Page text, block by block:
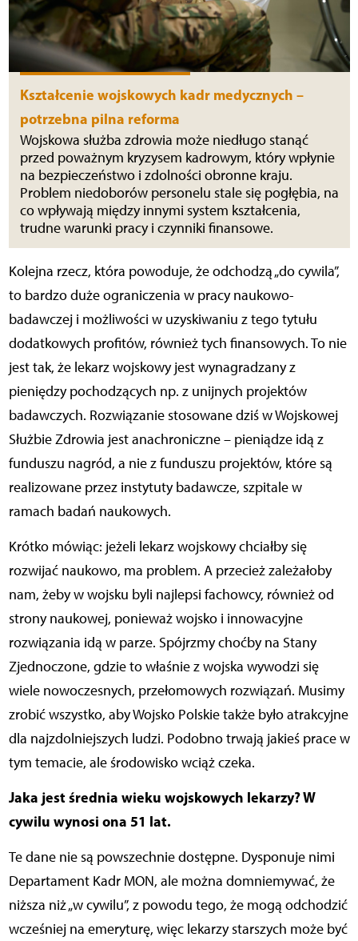
Kształcenie wojskowych kadr medycznych –
potrzebna pilna reforma
Wojskowa służba zdrowia może niedługo stanąć
przed poważnym kryzysem kadrowym, który wpłynie
na bezpieczeństwo i zdolności obronne kraju.
Problem niedoborów personelu stale się pogłębia, na
co wpływają między innymi system kształcenia,
trudne warunki pracy i czynniki finansowe.
Kolejna rzecz, która powoduje, że odchodzą „do cywila”,
to bardzo duże ograniczenia w pracy naukowo-
badawczej i możliwości w uzyskiwaniu z tego tytułu
dodatkowych profitów, również tych finansowych. To nie
jest tak, że lekarz wojskowy jest wynagradzany z
pieniędzy pochodzących np. z unijnych projektów
badawczych. Rozwiązanie stosowane dziś w Wojskowej
Służbie Zdrowia jest anachroniczne – pieniądze idą z
funduszu nagród, a nie z funduszu projektów, które są
realizowane przez instytuty badawcze, szpitale w
ramach badań naukowych.
Krótko mówiąc: jeżeli lekarz wojskowy chciałby się
rozwijać naukowo, ma problem. A przecież zależałoby
nam, żeby w wojsku byli najlepsi fachowcy, również od
strony naukowej, ponieważ wojsko i innowacyjne
rozwiązania idą w parze. Spójrzmy choćby na Stany
Zjednoczone, gdzie to właśnie z wojska wywodzi się
wiele nowoczesnych, przełomowych rozwiązań. Musimy
zrobić wszystko, aby Wojsko Polskie także było atrakcyjne
dla najzdolniejszych ludzi. Podobno trwają jakieś prace w
tym temacie, ale środowisko wciąż czeka.
Jaka jest średnia wieku wojskowych lekarzy? W
cywilu wynosi ona 51 lat.
Te dane nie są powszechnie dostępne. Dysponuje nimi
Departament Kadr MON, ale można domniemywać, że
niższa niż „w cywilu”, z powodu tego, że mogą odchodzić
wcześniej na emeryturę, więc lekarzy starszych może być